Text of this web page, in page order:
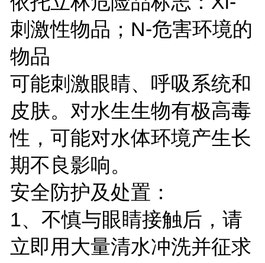
刺激性物品；N-危害环境的
物品
可能刺激眼睛、呼吸系统和
皮肤。对水生生物有极高毒
性，可能对水体环境产生长
期不良影响。
安全防护及处置：
1、不慎与眼睛接触后，请
立即用大量清水冲洗并征求